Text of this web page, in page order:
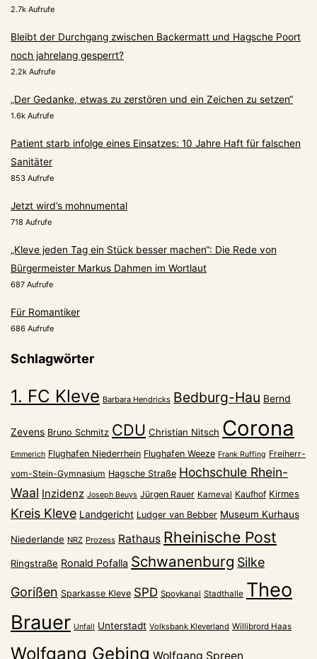
2.7k Aufrufe
Bleibt der Durchgang zwischen Backermatt und Hagsche Poort
noch jahrelang gesperrt?
2.2k Aufrufe
„Der Gedanke, etwas zu zerstören und ein Zeichen zu setzen“
1.6k Aufrufe
Patient starb infolge eines Einsatzes: 10 Jahre Haft für falschen
Sanitäter
853 Aufrufe
Jetzt wird’s mohnumental
718 Aufrufe
„Kleve jeden Tag ein Stück besser machen“: Die Rede von
Bürgermeister Markus Dahmen im Wortlaut
687 Aufrufe
Für Romantiker
686 Aufrufe
Schlagwörter
1. FC Kleve Barbara Hendricks Bedburg-Hau Bernd
Zevens Bruno Schmitz CDU Christian Nitsch Corona
Emmerich Flughafen Niederrhein Flughafen Weeze Frank Ruffing Freiherr-
vom-Stein-Gymnasium Hagsche Straße Hochschule Rhein-
Waal Inzidenz Joseph Beuys Jürgen Rauer Karneval Kaufhof Kirmes
Kreis Kleve Landgericht Ludger van Bebber Museum Kurhaus
Niederlande NRZ Prozess Rathaus Rheinische Post
Ringstraße Ronald Pofalla Schwanenburg Silke
Gorißen Sparkasse Kleve SPD Spoykanal Stadthalle Theo
Brauer Unfall Unterstadt Volksbank Kleverland Willibrord Haas
Wolfgang Gebing Wolfgang Spreen